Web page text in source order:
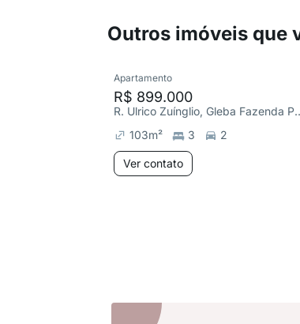
Outros imóveis que
Apartamento
R$ 899.000
R. Ulrico
103m² 3 2
Ver contato